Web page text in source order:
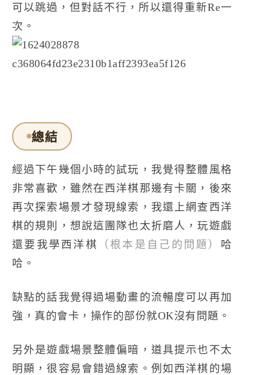
可以跳過，但對話不行，所以還得重新Re一
次。
總結
經過下午幾個小時的試玩，我覺得整體風格
非常喜歡，雖然在西洋棋那邊有卡關，後來
再次探索場景才發現線索，我還上網查西洋
棋的規則，想說這團隊也太折磨人，玩遊戲
還要我學西洋棋
（根本是自己的問題） 哈
哈。
缺點的話我覺得過場動畫的流暢度可以再加
強，真的會卡，操作的部份就OK沒有問題。
另外是遊戲場景整體偏暗，道具提示也不太
明顯，很容易會錯過線索。例如西洋棋的場